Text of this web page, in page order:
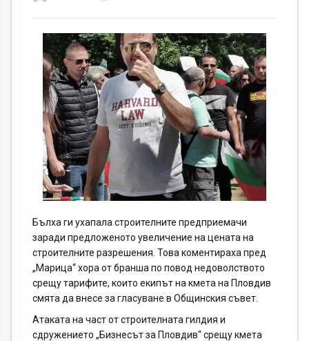
Бълха ги ухапала строителните предприемачи
заради предложеното увеличение на цената на
строителните разрешения. Това коментираха пред
„Марица“ хора от бранша по повод недоволството
срещу тарифите, които екипът на кмета на Пловдив
смята да внесе за гласуване в Общинския съвет.
Атаката на част от строителната гилдия и
сдружението „Бизнесът за Пловдив“ срещу кмета